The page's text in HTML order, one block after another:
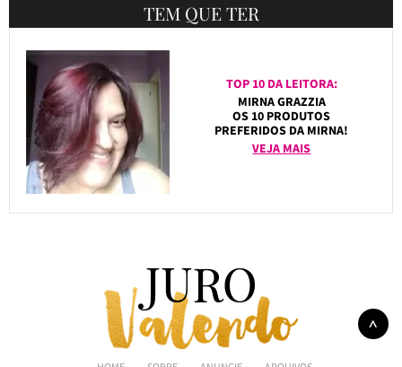
TEM QUE TER
TOP 10 DA LEITORA:
MIRNA GRAZZIA
OS 10 PRODUTOS
PREFERIDOS DA MIRNA!
VEJA MAIS